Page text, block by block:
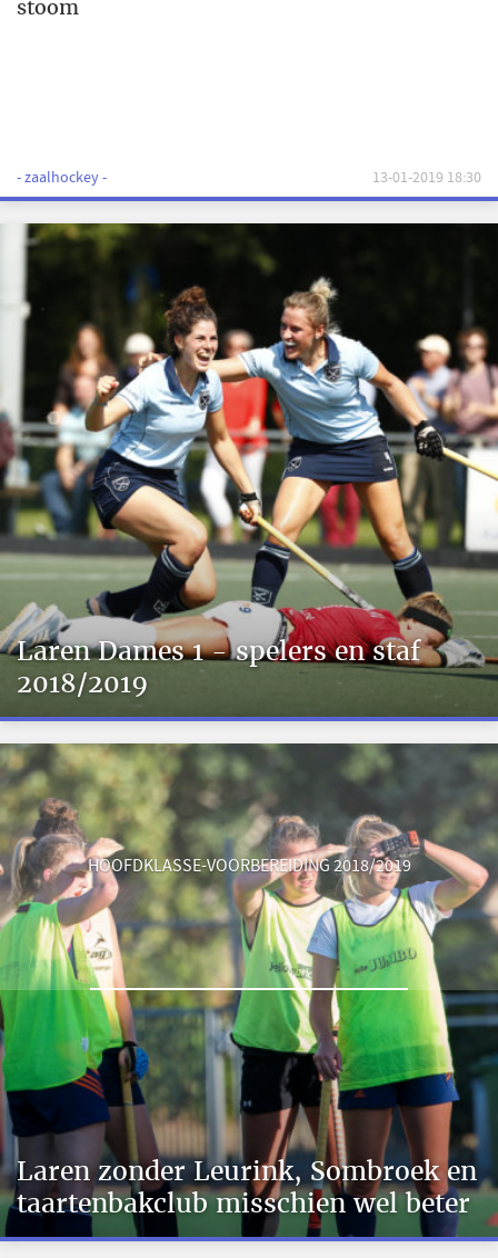
stoom
- zaalhockey - 13-01-2019 18:30
Laren Dames 1 - spelers en staf
2018/2019
HOOFDKLASSE-VOORBEREIDING 2018/2019
Laren zonder Leurink, Sombroek en
taartenbakclub misschien wel beter